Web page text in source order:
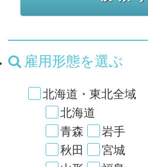
雇用形態を選ぶ
北海道・東北全域
北海道
青森
岩手
秋田
宮城